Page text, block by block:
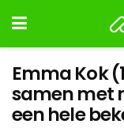
Emma Kok
samen met
een hele